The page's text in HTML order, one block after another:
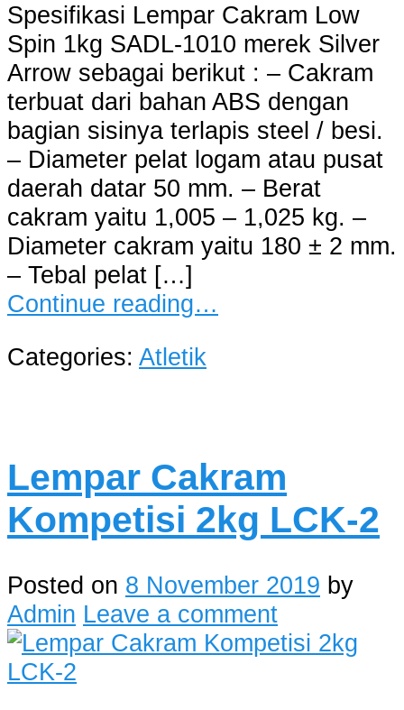
Spesifikasi Lempar Cakram Low
Spin 1kg SADL-1010 merek Silver
Arrow sebagai berikut : – Cakram
terbuat dari bahan ABS dengan
bagian sisinya terlapis steel / besi.
– Diameter pelat logam atau pusat
daerah datar 50 mm. – Berat
cakram yaitu 1,005 – 1,025 kg. –
Diameter cakram yaitu 180 ± 2 mm.
– Tebal pelat […]
Continue reading…
Categories: Atletik
Lempar Cakram
Kompetisi 2kg LCK-2
Posted on 8 November 2019 by
Admin Leave a comment